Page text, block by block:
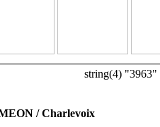
string(4) "3963"
/ Charlevoix